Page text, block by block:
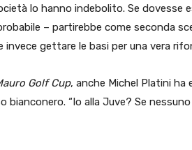
lo hanno indebolito. Se dovesse
– partirebbe come seconda
invece gettare le basi per una vera
Golf Cup, anche Michel Platini ha
“Io alla Juve? Se